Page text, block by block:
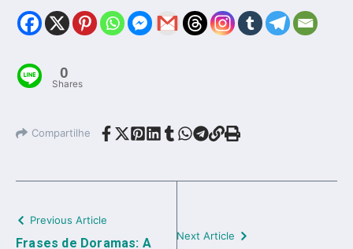
0
Shares
Compartilhe
Previous Article
Frases de Doramas: A Next Article